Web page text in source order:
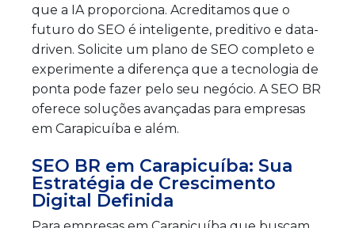
que a IA proporciona. Acreditamos que o
futuro do SEO é inteligente, preditivo e data-
driven. Solicite um plano de SEO completo e
experimente a diferença que a tecnologia de
ponta pode fazer pelo seu negócio. A SEO BR
oferece soluções avançadas para empresas
em Carapicuíba e além.
SEO BR em Carapicuíba: Sua
Estratégia de Crescimento
Digital Definida